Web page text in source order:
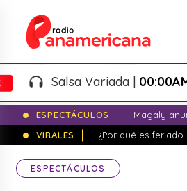
Salsa Variada |00:00AM -
ESPECTÁCULOS
Magaly
VIRALES
¿Por qué es feriado
ESPECTÁCULOS